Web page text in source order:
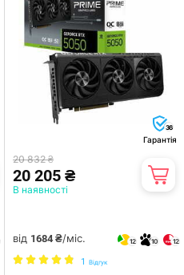
36
Гарантія
20 832 ₴
20 205 ₴
В наявності
від 1684 ₴/міс. 12 10 12
1 Відгук